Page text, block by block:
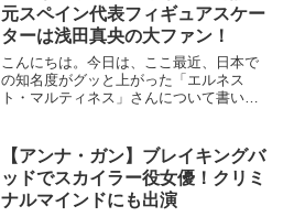
すぐ見てみました！ドラマ...
元スペイン代表フィギュアスケー
ターは浅田真央の大ファン！
こんにちは。今日は、ここ最近、日本で
の知名度がグッと上がった「エルネス
ト・マルティネス」さんについて書いて
エルネスト・マルティネス（エルニ）出
身：スペイン マドリード生...
【アンナ・ガン】ブレイキングバ
ッドでスカイラー役女優！クリミ
ナルマインドにも出演